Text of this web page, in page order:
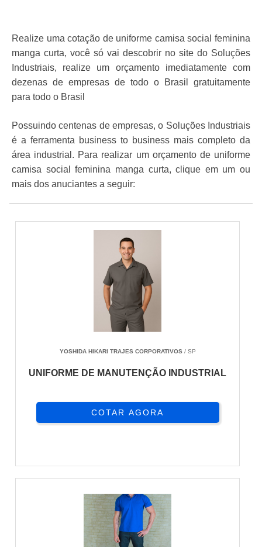
Realize uma cotação de uniforme camisa social feminina
manga curta, você só vai descobrir no site do Soluções
Industriais, realize um orçamento imediatamente com
dezenas de empresas de todo o Brasil gratuitamente
para todo o Brasil
Possuindo centenas de empresas, o Soluções Industriais
é a ferramenta business to business mais completo da
área industrial. Para realizar um orçamento de uniforme
camisa social feminina manga curta, clique em um ou
mais dos anuciantes a seguir:
YOSHIDA HIKARI TRAJES CORPORATIVOS/ SP
UNIFORME DE MANUTENÇÃO INDUSTRIAL
COTAR AGORA